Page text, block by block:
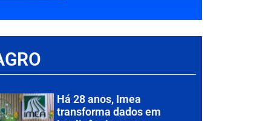
Há 28 anos, Imea
transforma dados em